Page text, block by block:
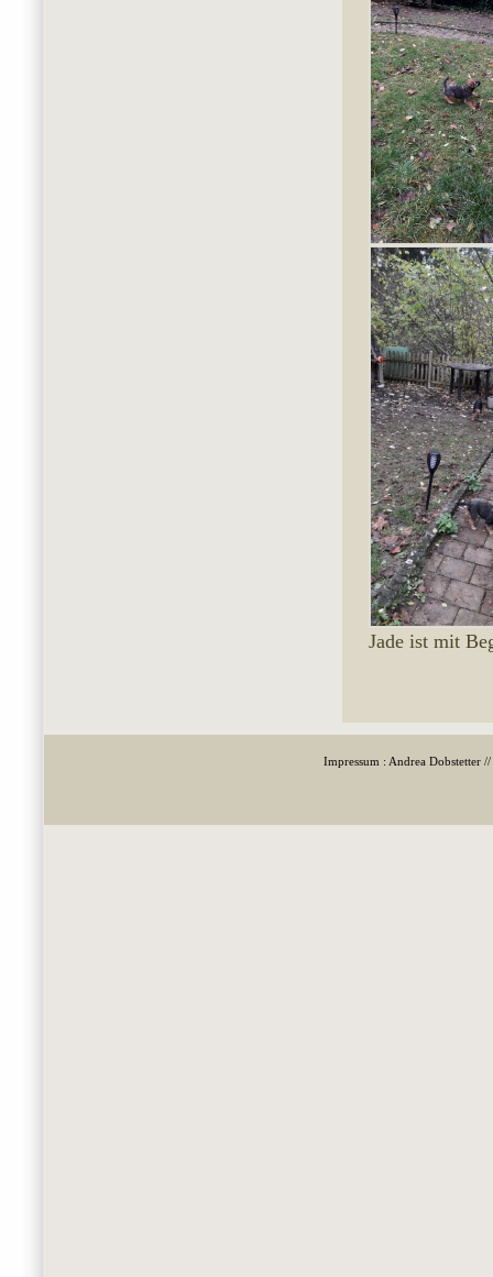
Jade ist mit
Impressum : Andrea Dobstetter